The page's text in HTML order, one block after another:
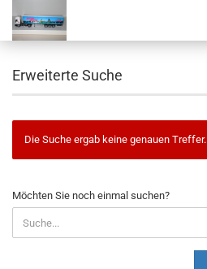
Erweiterte Suche
Die Suche ergab keine genauen Treffer.
MÖCHTEN
SIE
NOCH
EINMAL
Möchten Sie noch einmal suchen?